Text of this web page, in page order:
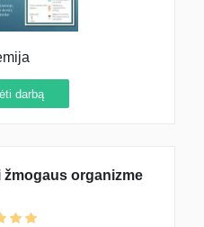
darbą
organizme